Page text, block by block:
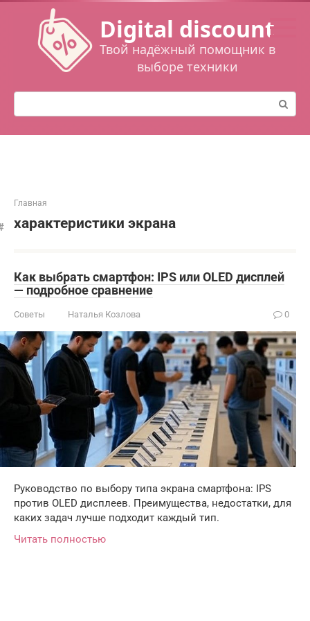
Перейти
контенту
Digital discount
Твой надёжный помощник в
выборе техники
Поиск:
Главная
характеристики экрана
Как выбрать смартфон: IPS или OLED дисплей
— подробное сравнение
Советы Наталья Козлова 0
Руководство по выбору типа экрана смартфона: IPS
против OLED дисплеев. Преимущества, недостатки, для
каких задач лучше подходит каждый тип.
Читать полностью